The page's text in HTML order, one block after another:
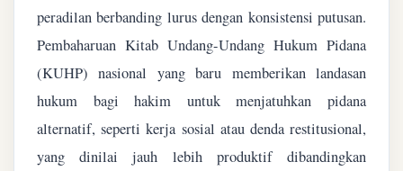
peradilan berbanding lurus dengan konsistensi putusan.
Pembaharuan Kitab Undang-Undang Hukum Pidana
(KUHP) nasional yang baru memberikan landasan
hukum bagi hakim untuk menjatuhkan pidana
alternatif, seperti kerja sosial atau denda restitusional,
yang dinilai jauh lebih produktif dibandingkan